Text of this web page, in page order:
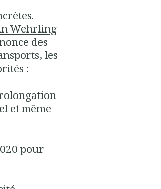
Wehrling
des
les
:
et même
pour